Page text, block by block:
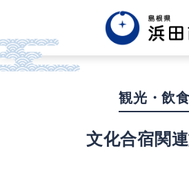
Tiếng việt
観光・飲食
文化合宿関